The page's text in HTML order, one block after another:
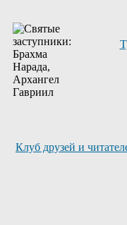
Клуб друзей и